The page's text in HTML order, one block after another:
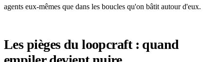
agents eux-mêmes que dans les boucles qu'on bâtit autour d'eux.
Les pièges du loopcraft : quand